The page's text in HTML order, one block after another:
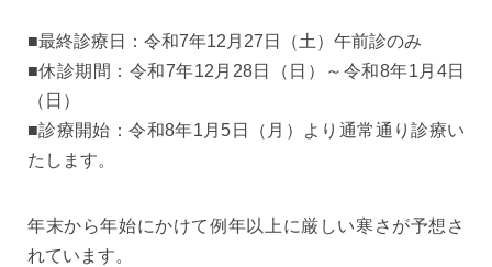
■最終診療日 ：令和7年12月27日（土）午前診のみ
■休診期間 ：令和7年12月28日（日）～令和8年1月4日
（日）
■診療開始 ：令和8年1月5日（月）より通常通り診療い
たします。
年末から年始にかけて例年以上に厳しい寒さが予想さ
れています。